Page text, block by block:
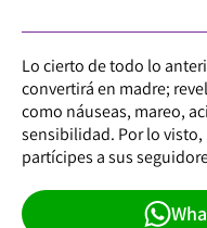
Lo cierto de todo lo
convertirá en madre;
como náuseas, mareo,
sensibilidad. Por lo
partícipes a sus